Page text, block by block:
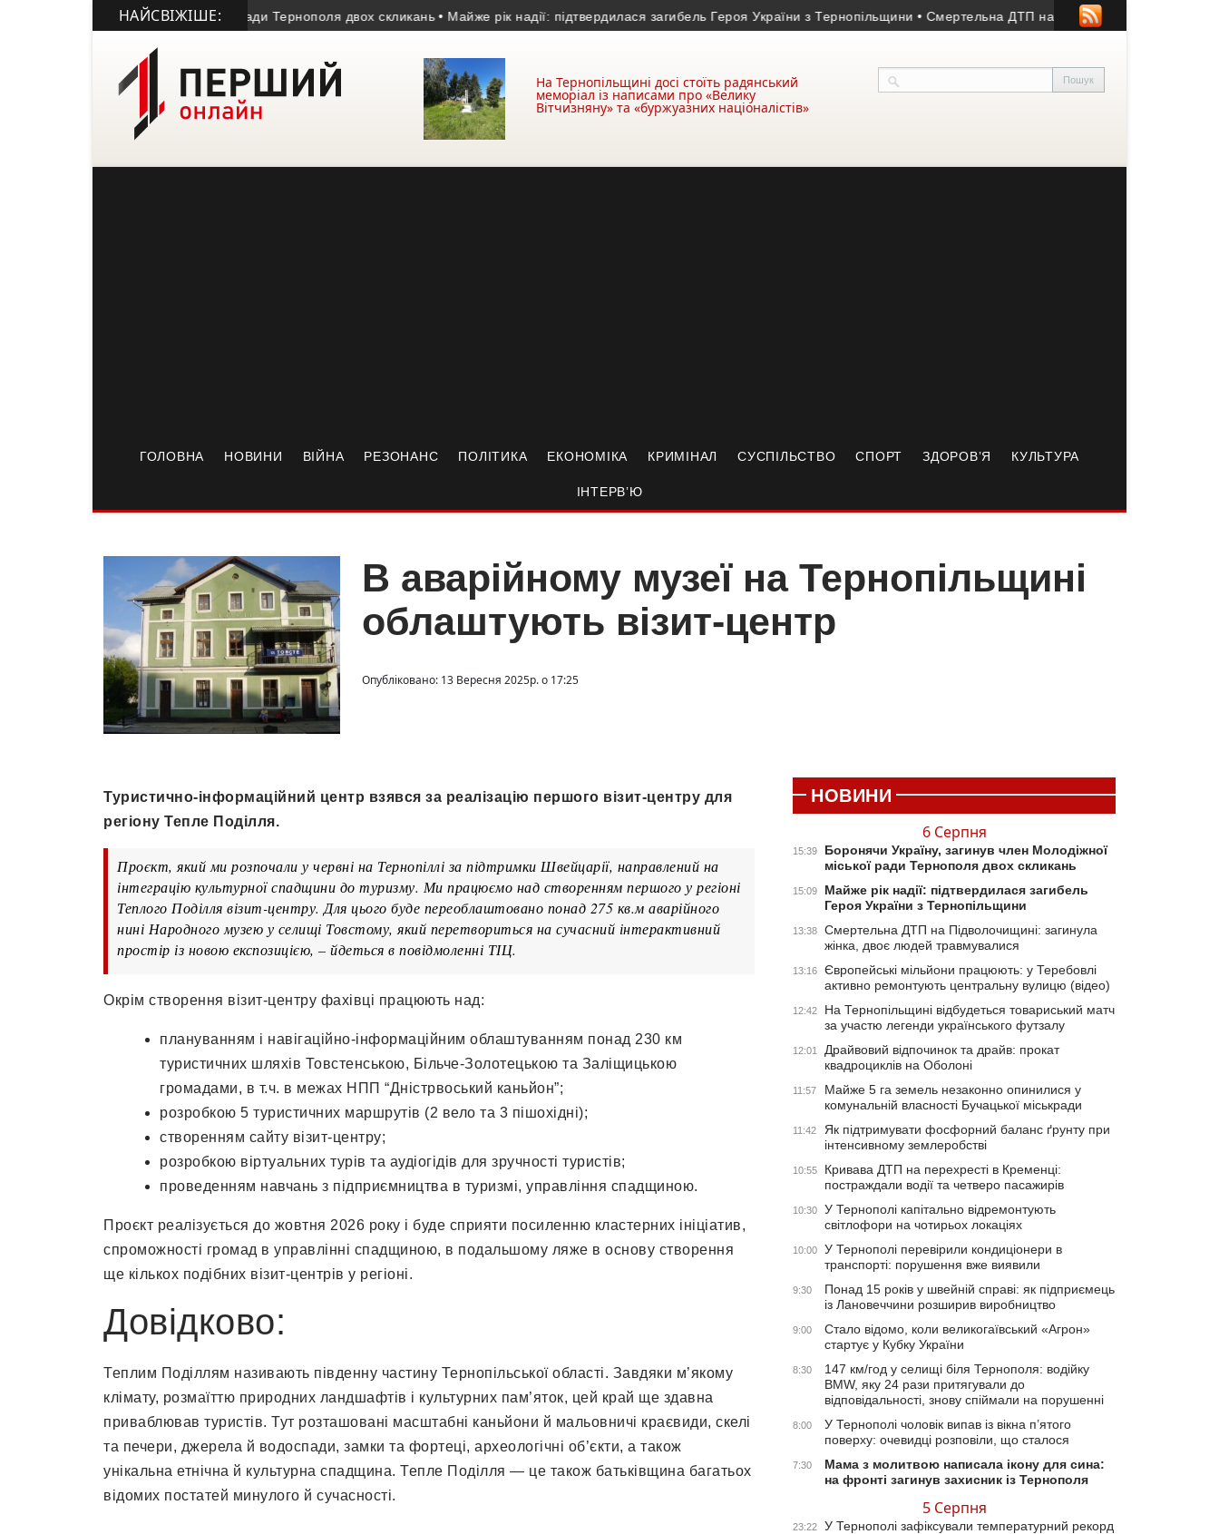
НАЙСВІЖІШЕ:
член Молодіжної міської ради Тернополя двох скликань • Майже рік надії: підтвердилася загибель Героя України з Тернопільщини • Смертельна ДТП на Підволочищині: загинула
На Тернопільщині досі стоїть радянський
меморіал із написами про «Велику
Вітчизняну» та «буржуазних націоналістів»
ГОЛОВНА НОВИНИ ВІЙНА РЕЗОНАНС ПОЛІТИКА ЕКОНОМІКА КРИМІНАЛ СУСПІЛЬСТВО СПОРТ ЗДОРОВ’Я КУЛЬТУРА
ІНТЕРВ’Ю
В аварійному музеї на Тернопільщині
облаштують візит-центр
Опубліковано: 13 Вересня 2025р. о 17:25
Туристично-інформаційний центр взявся за реалізацію першого візит-центру для
регіону Тепле Поділля.
Проєкт, який ми розпочали у червні на Тернопіллі за підтримки Швейцарії, направлений на
інтеграцію культурної спадщини до туризму. Ми працюємо над створенням першого у регіоні
Теплого Поділля візит-центру. Для цього буде переоблаштовано понад 275 кв.м аварійного
нині Народного музею у селищі Товстому, який перетвориться на сучасний інтерактивний
простір із новою експозицією, – йдеться в повідмоленні ТІЦ.
Окрім створення візит-центру фахівці працюють над:
плануванням і навігаційно-інформаційним облаштуванням понад 230 км
туристичних шляхів Товстенською, Більче-Золотецькою та Заліщицькою
громадами, в т.ч. в межах НПП “Дністрвоський каньйон”;
розробкою 5 туристичних маршрутів (2 вело та 3 пішохідні);
створенням сайту візит-центру;
розробкою віртуальних турів та аудіогідів для зручності туристів;
проведенням навчань з підприємництва в туризмі, управління спадщиною.
Проєкт реалізується до жовтня 2026 року і буде сприяти посиленню кластерних ініціатив,
спроможності громад в управлінні спадщиною, в подальшому ляже в основу створення
ще кількох подібних візит-центрів у регіоні.
Довідково:
Теплим Поділлям називають південну частину Тернопільської області. Завдяки м’якому
клімату, розмаїттю природних ландшафтів і культурних пам’яток, цей край ще здавна
приваблював туристів. Тут розташовані масштабні каньйони й мальовничі краєвиди, скелі
та печери, джерела й водоспади, замки та фортеці, археологічні об’єкти, а також
унікальна етнічна й культурна спадщина. Тепле Поділля — це також батьківщина багатьох
відомих постатей минулого й сучасності.
НОВИНИ
6 Серпня
15:39
Боронячи Україну, загинув член Молодіжної
міської ради Тернополя двох скликань
15:09
Майже рік надії: підтвердилася загибель
Героя України з Тернопільщини
13:38
Смертельна ДТП на Підволочищині: загинула
жінка, двоє людей травмувалися
13:16
Європейські мільйони працюють: у Теребовлі
активно ремонтують центральну вулицю (відео)
12:42
На Тернопільщині відбудеться товариський матч
за участю легенди українського футзалу
12:01
Драйвовий відпочинок та драйв: прокат
квадроциклів на Оболоні
11:57
Майже 5 га земель незаконно опинилися у
комунальній власності Бучацької міськради
11:42
Як підтримувати фосфорний баланс ґрунту при
інтенсивному землеробстві
10:55
Кривава ДТП на перехресті в Кременці:
постраждали водії та четверо пасажирів
10:30
У Тернополі капітально відремонтують
світлофори на чотирьох локаціях
10:00
У Тернополі перевірили кондиціонери в
транспорті: порушення вже виявили
9:30
Понад 15 років у швейній справі: як підприємець
із Лановеччини розширив виробництво
9:00
Стало відомо, коли великогаївський «Агрон»
стартує у Кубку України
8:30
147 км/год у селищі біля Тернополя: водійку
BMW, яку 24 рази притягували до
відповідальності, знову спіймали на порушенні
8:00
У Тернополі чоловік випав із вікна п’ятого
поверху: очевидці розповіли, що сталося
7:30
Мама з молитвою написала ікону для сина:
на фронті загинув захисник із Тернополя
5 Серпня
23:22 У Тернополі зафіксували температурний рекорд